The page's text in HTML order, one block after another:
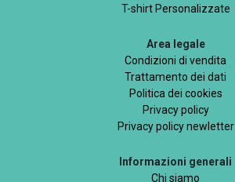
T-shirt Personalizzate
Area legale
Condizioni di vendita
Trattamento dei dati
Politica dei cookies
Privacy policy
Privacy policy newletter
Informazioni generali
Chi siamo